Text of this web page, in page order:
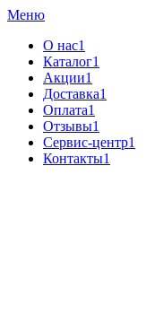
Меню
О нас1
Каталог1
Акции1
Доставка1
Оплата1
Отзывы1
Сервис-центр1
Контакты1